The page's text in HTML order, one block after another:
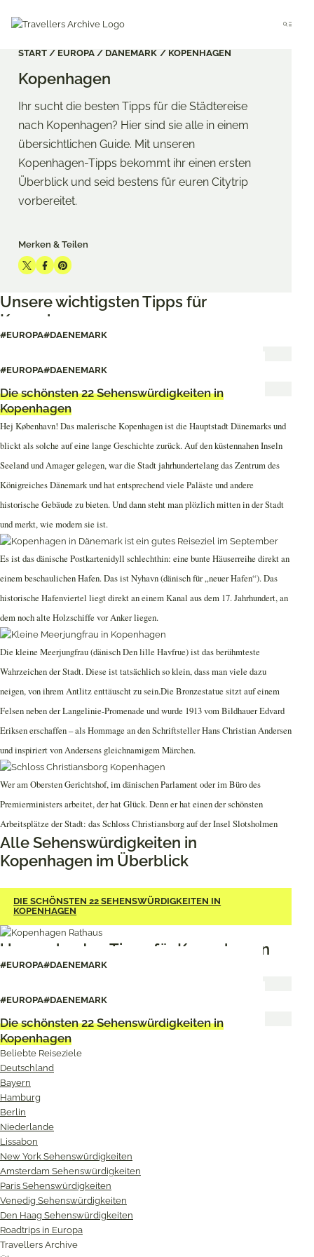
content
Menu
START EUROPA DÄNEMARK KOPENHAGEN
Kopenhagen
Ihr sucht die besten Tipps für die Städtereise
nach Kopenhagen? Hier sind sie alle in einem
übersichtlichen Guide. Mit unseren
Kopenhagen-Tipps bekommt ihr einen ersten
Überblick und seid bestens für euren Citytrip
vorbereitet.
Merken & Teilen
Share
Twitter
Share
Facebook
Share
Pinterest
Unsere wichtigsten Tipps für
Kopenhagen
#EUROPA#DAENEMARK
#EUROPA#DAENEMARK
Die schönsten 22 Sehenswürdigkeiten in
Kopenhagen
Hej København! Das malerische Kopenhagen ist die Hauptstadt Dänemarks und
blickt als solche auf eine lange Geschichte zurück. Auf den küstennahen Inseln
Seeland und Amager gelegen, war die Stadt jahrhundertelang das Zentrum des
Königreiches Dänemark und hat entsprechend viele Paläste und andere
historische Gebäude zu bieten. Und dann steht man plözlich mitten in der Stadt
und merkt, wie modern sie ist.
Es ist das dänische Postkartenidyll schlechthin: eine bunte Häuserreihe direkt an
einem beschaulichen Hafen. Das ist Nyhavn (dänisch für „neuer Hafen“). Das
historische Hafenviertel liegt direkt an einem Kanal aus dem 17. Jahrhundert, an
dem noch alte Holzschiffe vor Anker liegen.
Die kleine Meerjungfrau (dänisch Den lille Havfrue) ist das berühmteste
Wahrzeichen der Stadt. Diese ist tatsächlich so klein, dass man viele dazu
neigen, von ihrem Antlitz enttäuscht zu sein.Die Bronzestatue sitzt auf einem
Felsen neben der Langelinie-Promenade und wurde 1913 vom Bildhauer Edvard
Eriksen erschaffen – als Hommage an den Schriftsteller Hans Christian Andersen
und inspiriert von Andersens gleichnamigem Märchen.
Wer am Obersten Gerichtshof, im dänischen Parlament oder im Büro des
Premierministers arbeitet, der hat Glück. Denn er hat einen der schönsten
Arbeitsplätze der Stadt: das Schloss Christiansborg auf der Insel Slotsholmen
Alle Sehenswürdigkeiten in
Kopenhagen im Überblick
DIE SCHÖNSTEN 22 SEHENSWÜRDIGKEITEN IN
KOPENHAGEN
Unsere besten Tipps für Kopenhagen
#EUROPA#DAENEMARK
#EUROPA#DAENEMARK
Die schönsten 22 Sehenswürdigkeiten in
Kopenhagen
Beliebte Reiseziele
Deutschland
Bayern
Hamburg
Berlin
Niederlande
Lissabon
New York Sehenswürdigkeiten
Amsterdam Sehenswürdigkeiten
Paris Sehenswürdigkeiten
Venedig Sehenswürdigkeiten
Den Haag Sehenswürdigkeiten
Roadtrips in Europa
Travellers Archive